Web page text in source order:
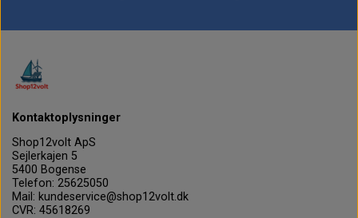
Kontaktoplysninger
Shop12volt ApS
Sejlerkajen 5
5400 Bogense
Telefon: 25625050
Mail: kundeservice@shop12volt.dk
CVR: 45618269